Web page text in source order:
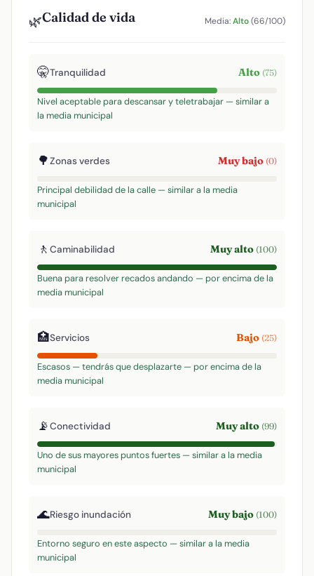
🌿Calidad de vida Media:Alto(66/100)
🤫Tranquilidad Alto (75)
Nivel aceptable para descansar y teletrabajar — similar a
la media municipal
🌳Zonas verdes Muy bajo (0)
Principal debilidad de la calle — similar a la media
municipal
🚶 Caminabilidad Muy alto (100)
Buena para resolver recados andando — por encima de la
media municipal
🏥Servicios Bajo (25)
Escasos — tendrás que desplazarte — por encima de la
media municipal
📡Conectividad Muy alto (99)
Uno de sus mayores puntos fuertes — similar a la media
municipal
🌊Riesgo inundación Muy bajo (100)
Entorno seguro en este aspecto — similar a la media
municipal